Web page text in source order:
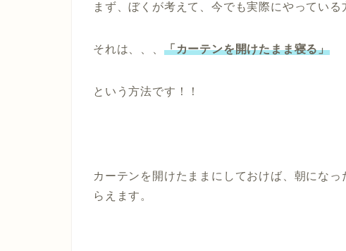
まず、ぼくが考えて、今でも実際にやっている
それは、、、 「カーテンを開けたまま寝る」
という方法です！！
カーテンを開けたままにしておけば、朝にな
らえます。